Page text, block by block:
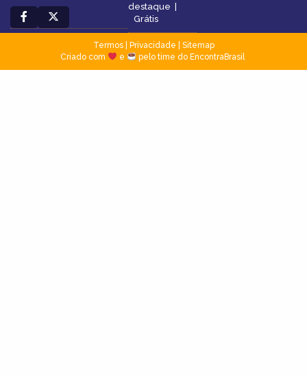
destaque
Grátis
Termos| Privacidade
Sitemap
Criado com
e pelo time do EncontraBrasil